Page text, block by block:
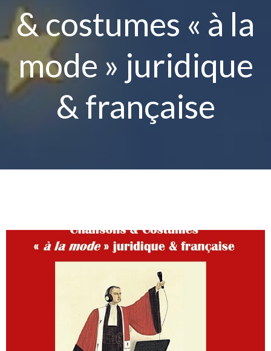
& costumes « à la
mode » juridique
& française